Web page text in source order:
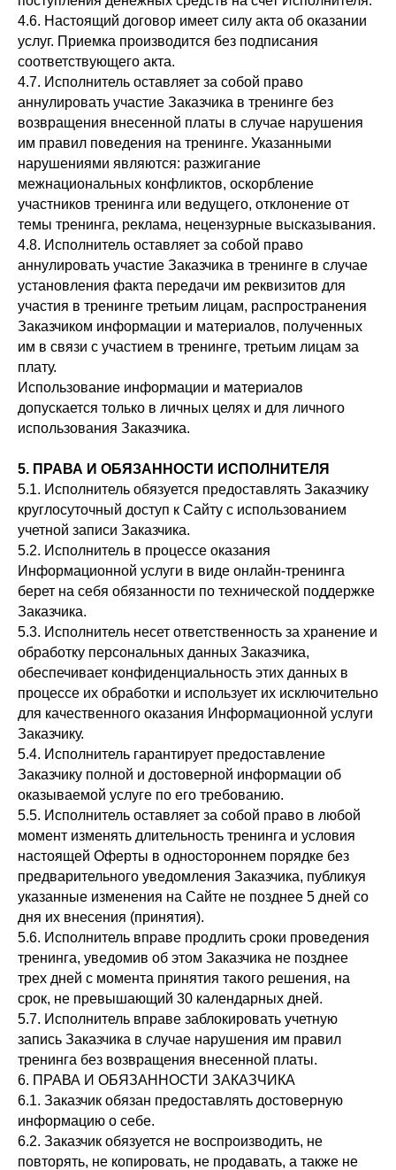
4.6. Настоящий договор имеет силу акта об оказании
услуг. Приемка производится без подписания
соответствующего акта.
4.7. Исполнитель оставляет за собой право
аннулировать участие Заказчика в тренинге без
возвращения внесенной платы в случае нарушения
им правил поведения на тренинге. Указанными
нарушениями являются: разжигание
межнациональных конфликтов, оскорбление
участников тренинга или ведущего, отклонение от
темы тренинга, реклама, нецензурные высказывания.
4.8. Исполнитель оставляет за собой право
аннулировать участие Заказчика в тренинге в случае
установления факта передачи им реквизитов для
участия в тренинге третьим лицам, распространения
Заказчиком информации и материалов, полученных
им в связи с участием в тренинге, третьим лицам за
плату.
Использование информации и материалов
допускается только в личных целях и для личного
использования Заказчика.
5. ПРАВА И ОБЯЗАННОСТИ ИСПОЛНИТЕЛЯ
5.1. Исполнитель обязуется предоставлять Заказчику
круглосуточный доступ к Сайту с использованием
учетной записи Заказчика.
5.2. Исполнитель в процессе оказания
Информационной услуги в виде онлайн-тренинга
берет на себя обязанности по технической поддержке
Заказчика.
5.3. Исполнитель несет ответственность за хранение и
обработку персональных данных Заказчика,
обеспечивает конфиденциальность этих данных в
процессе их обработки и использует их исключительно
для качественного оказания Информационной услуги
Заказчику.
5.4. Исполнитель гарантирует предоставление
Заказчику полной и достоверной информации об
оказываемой услуге по его требованию.
5.5. Исполнитель оставляет за собой право в любой
момент изменять длительность тренинга и условия
настоящей Оферты в одностороннем порядке без
предварительного уведомления Заказчика, публикуя
указанные изменения на Сайте не позднее 5 дней со
дня их внесения (принятия).
5.6. Исполнитель вправе продлить сроки проведения
тренинга, уведомив об этом Заказчика не позднее
трех дней с момента принятия такого решения, на
срок, не превышающий 30 календарных дней.
5.7. Исполнитель вправе заблокировать учетную
запись Заказчика в случае нарушения им правил
тренинга без возвращения внесенной платы.
6. ПРАВА И ОБЯЗАННОСТИ ЗАКАЗЧИКА
6.1. Заказчик обязан предоставлять достоверную
информацию о себе.
6.2. Заказчик обязуется не воспроизводить, не
повторять, не копировать, не продавать, а также не